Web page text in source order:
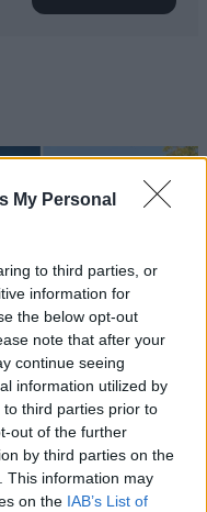
My Personal
to third parties, or
information for
the below opt-out
note that after your
continue seeing
information utilized by
third parties prior to
out of the further
by third parties on the
This information may
on the IAB’s List of
γενέθλια και τα